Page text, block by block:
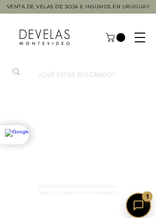
VENTA DE VELAS DE SOJA E INSUMOS EN URUGUAY
© 2026 DEVELAS Montevideo -
1